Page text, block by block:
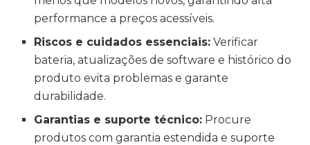
performance a preços acessíveis.
Riscos e cuidados essenciais: Verificar
bateria, atualizações de software e histórico do
produto evita problemas e garante
durabilidade.
Garantias e suporte técnico: Procure
produtos com garantia estendida e suporte